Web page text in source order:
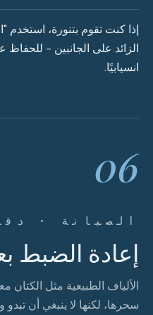
إذا كنت تقوم بتنورة،
الزائد على الجانبين -
انسيابيًا.
06
الصيانة ·
إعادة الضبط
الألياف الطبيعية مثل
سحرها، لكنها لا ينبغي أن